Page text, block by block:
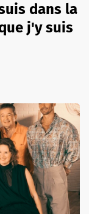
dans la
j'y suis